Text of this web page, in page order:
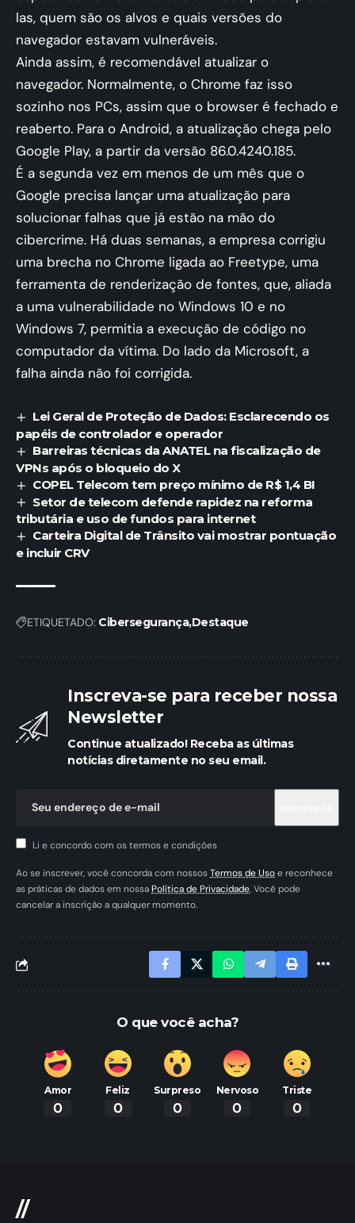
las, quem são os alvos e quais versões do
navegador estavam vulneráveis.
Ainda assim, é recomendável atualizar o
navegador. Normalmente, o Chrome faz isso
sozinho nos PCs, assim que o browser é fechado e
reaberto. Para o Android, a atualização chega pelo
Google Play, a partir da versão 86.0.4240.185.
É a segunda vez em menos de um mês que o
Google precisa lançar uma atualização para
solucionar falhas que já estão na mão do
cibercrime. Há duas semanas, a empresa corrigiu
uma brecha no Chrome ligada ao Freetype, uma
ferramenta de renderização de fontes, que, aliada
a uma vulnerabilidade no Windows 10 e no
Windows 7, permitia a execução de código no
computador da vítima. Do lado da Microsoft, a
falha ainda não foi corrigida.
Lei Geral de Proteção de Dados: Esclarecendo os
papéis de controlador e operador
Barreiras técnicas da ANATEL na fiscalização de
VPNs após o bloqueio do X
COPEL Telecom tem preço mínimo de R$ 1,4 BI
Setor de telecom defende rapidez na reforma
tributária e uso de fundos para internet
Carteira Digital de Trânsito vai mostrar pontuação
e incluir CRV
ETIQUETADO: CibersegurançaDestaque
Inscreva-se para receber nossa
Newsletter
Continue atualizado! Receba as últimas
notícias diretamente no seu email.
Li e concordo com os termos e condições
Ao se inscrever, você concorda com nossosTermos de Usoe reconhece
as práticas de dados em nossaPolítica de Privacidade. Você pode
cancelar a inscrição a qualquer momento.
O que você acha?
Amor
0
Feliz
0
Surpreso
0
Nervoso
0
Triste
0
//